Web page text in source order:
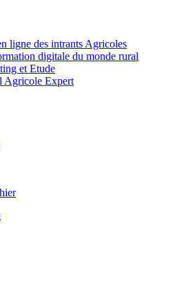
ligne des intrants Agricoles
digitale du monde rural
et Etude
Agricole Expert